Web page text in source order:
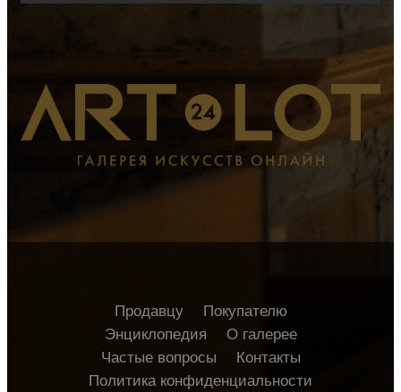
Продавцу
Покупателю
Энциклопедия
О галерее
Частые вопросы
Контакты
Политика конфиденциальности